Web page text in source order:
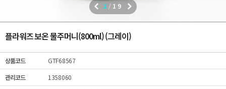
1 / 19
플라워즈 보온 물주머니(800ml) (그레이)
상품코드
GTF68567
관리코드
1358060